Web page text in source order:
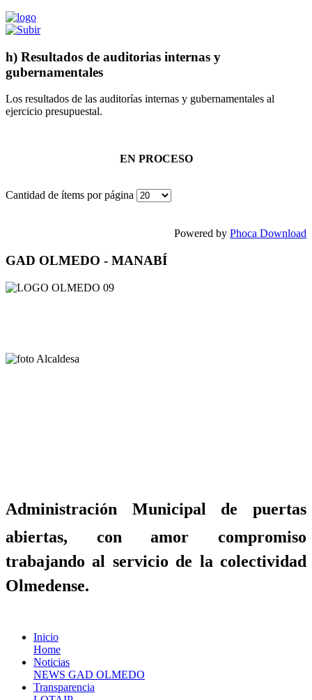
h) Resultados de auditorias internas y
gubernamentales
Los resultados de las auditorías internas y gubernamentales al
ejercicio presupuestal.
EN PROCESO
Cantidad de ítems por página
Powered by Phoca Download
GAD OLMEDO - MANABÍ
Administración Municipal de puertas
abiertas, con amor compromiso
trabajando al servicio de la colectividad
Olmedense.
Inicio
Home
Noticias
NEWS GAD OLMEDO
Transparencia